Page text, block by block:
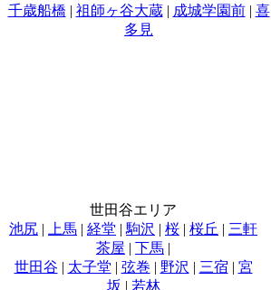
千歳船橋 | 祖師ヶ谷大蔵| 成城学園前| 喜
多見
世田谷エリア
池尻 | 上馬 | 経堂 | 駒沢 | 桜 | 桜丘 | 三軒
茶屋 | 下馬 |
世田谷 | 太子堂 | 弦巻 | 野沢 | 三宿 | 宮
坂 | 若林